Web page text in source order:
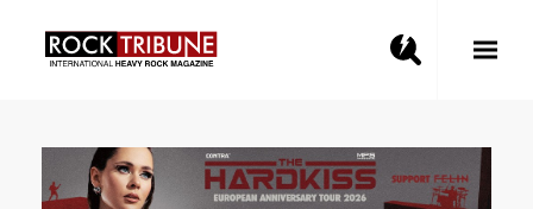
Toggle